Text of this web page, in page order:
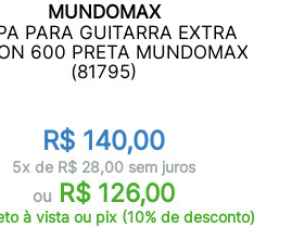
MUNDOMAX
PARA GUITARRA EXTRA
600 PRETA MUNDOMAX
(81795)
R$ 140,00
5x de R$ 28,00 sem juros
ou R$ 126,00
à vista ou pix (10% de desconto)